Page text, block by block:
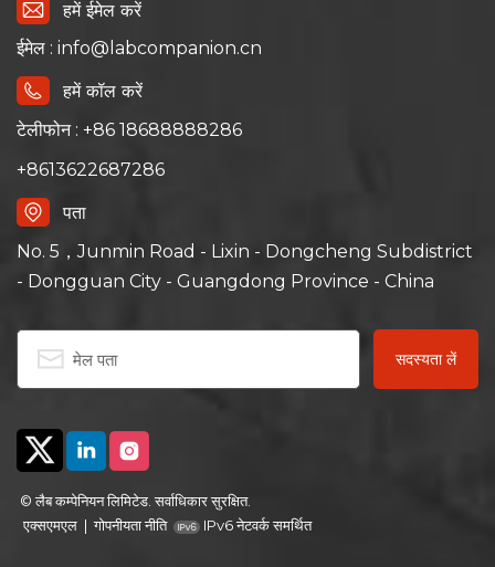
हमें ईमेल करें
ईमेल : info@labcompanion.cn
हमें कॉल करें
टेलीफोन : +86 18688888286
+8613622687286
पता
No. 5，Junmin Road - Lixin - Dongcheng Subdistrict
- Dongguan City - Guangdong Province - China
© लैब कम्पेनियन लिमिटेड. सर्वाधिकार सुरक्षित.
एक्सएमएल | गोपनीयता नीति IPv6 नेटवर्क समर्थित